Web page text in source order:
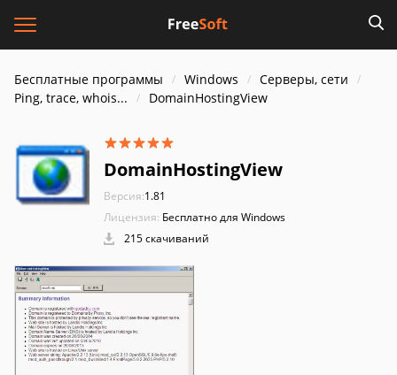
Бесплатные программы Windows
Серверы, сети
Ping, trace, whois...
DomainHostingView
DomainHostingView
Версия:1.81
Лицензия: Бесплатно для Windows
215 скачиваний